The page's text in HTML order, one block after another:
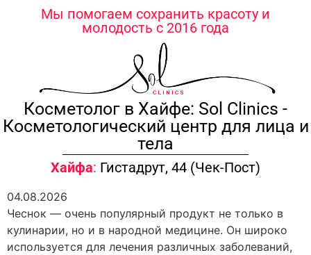
содержимомуМы помогаем сохранить красоту и
молодость с 2016 года
Косметолог в Хайфе: Sol Clinics -
Косметологический центр для лица и
тела
Хайфа: Гистадрут, 44 (Чек-Пост)
04.08.2026
Чеснок — очень популярный продукт не только в
кулинарии, но и в народной медицине. Он широко
используется для лечения различных заболеваний,